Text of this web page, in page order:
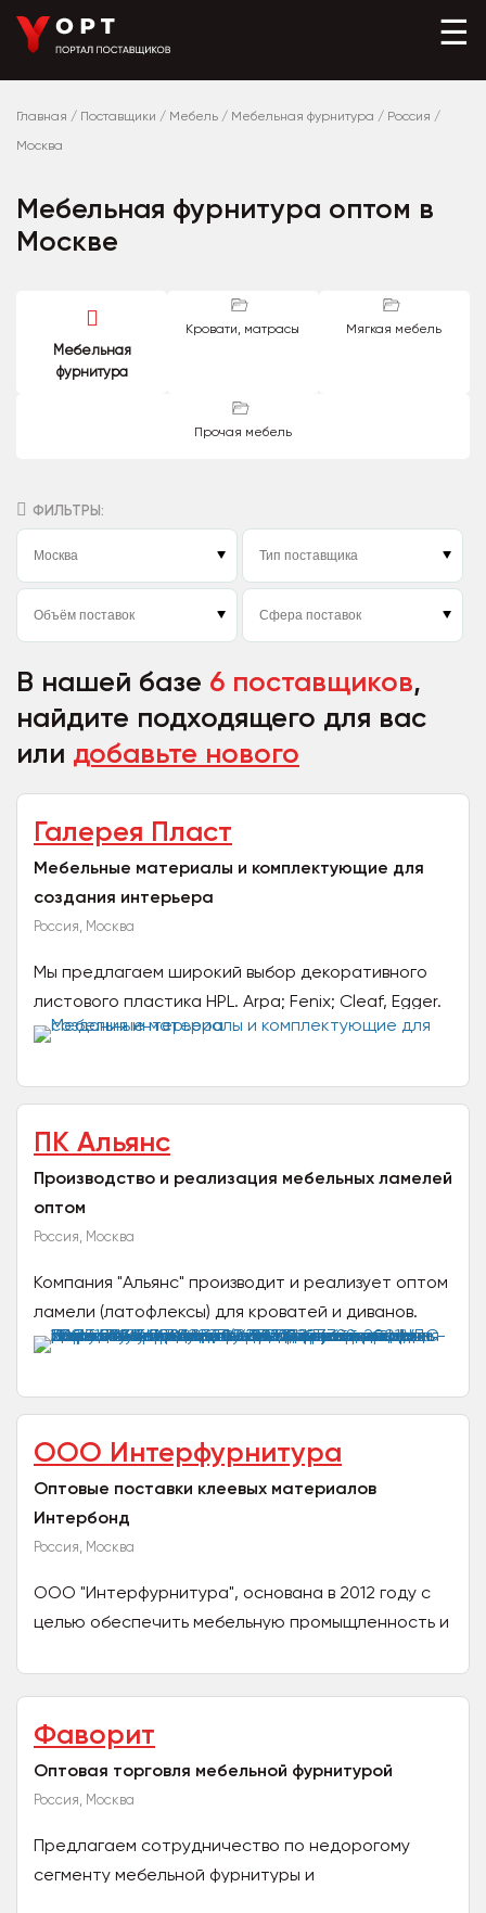
☰
Главная / Поставщики / Мебель / Мебельная фурнитура / Россия /
Москва
Мебельная фурнитура оптом в
Москве
Кровати, матрасы
Мебельная
фурнитура
Мягкая мебель
Прочая мебель
ФИЛЬТРЫ:
В нашей базе 6 поставщиков,
найдите подходящего для вас
или добавьте нового
Галерея Пласт
Мебельные материалы и комплектующие для
создания интерьера
Россия, Москва
Мы предлагаем широкий выбор декоративного
листового пластика HPL. Arpa; Fenix; Cleaf, Egger.
Ко всем пластикам у нас имеются
ПК Альянс
Производство и реализация мебельных ламелей
оптом
Россия, Москва
Компания "Альянс" производит и реализует оптом
ламели (латофлексы) для кроватей и диванов.
Приглашаем к сотрудничеству мебельные
ООО Интерфурнитура
Оптовые поставки клеевых материалов
Интербонд
Россия, Москва
ООО "Интерфурнитура", основана в 2012 году с
целью обеспечить мебельную промыщленность и
качественными...
Фаворит
Оптовая торговля мебельной фурнитурой
Россия, Москва
Предлагаем сотрудничество по недорогому
сегменту мебельной фурнитуры и